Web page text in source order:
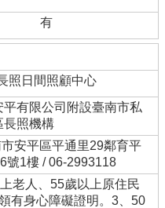
有
照日間照顧中心
平有限公司附設臺南市私
長照機構
安平區平通里29鄰育平
號1樓 / 06-2993118
老人、55歲以上原住民
有身心障礙證明。3、50